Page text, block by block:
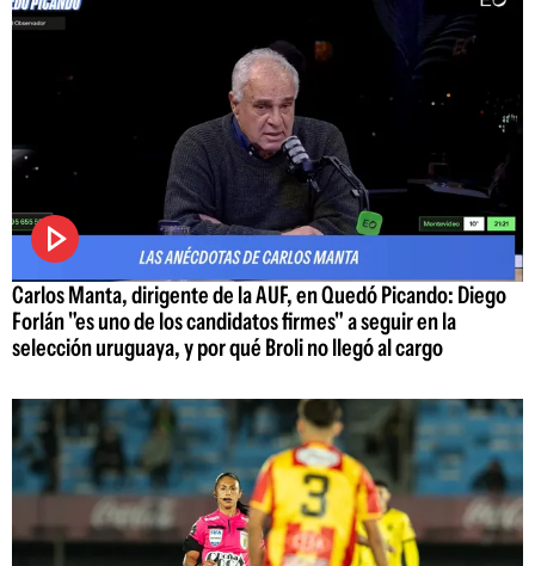
Carlos Manta, dirigente de la AUF, en Quedó Picando: Diego
Forlán "es uno de los candidatos firmes" a seguir en la
selección uruguaya, y por qué Broli no llegó al cargo